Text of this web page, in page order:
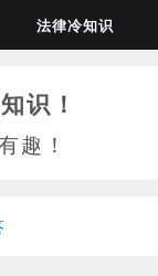
法律冷知识
识！
趣！